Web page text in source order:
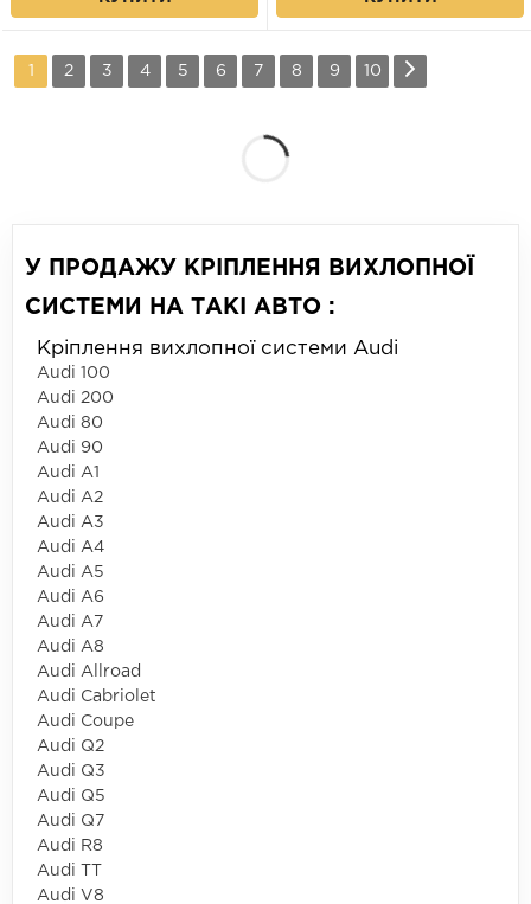
1 2 3 4 5 6 7 8 9 10
У ПРОДАЖУ КРІПЛЕННЯ ВИХЛОПНОЇ
СИСТЕМИ НА ТАКІ АВТО :
Кріплення вихлопної системи Audi
Audi 100
Audi 200
Audi 80
Audi 90
Audi A1
Audi A2
Audi A3
Audi A4
Audi A5
Audi A6
Audi A7
Audi A8
Audi Allroad
Audi Cabriolet
Audi Coupe
Audi Q2
Audi Q3
Audi Q5
Audi Q7
Audi R8
Audi TT
Audi V8